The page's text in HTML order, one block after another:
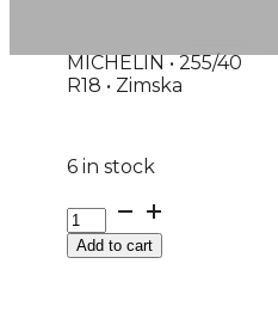
MICHELIN • 255/40
R18 • Zimska
6 in stock
255/40R18
M+S
PILOT-
Add to cart